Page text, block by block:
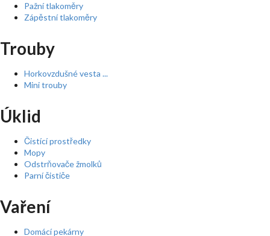
Pažní tlakoměry
Zápěstní tlakoměry
Trouby
Horkovzdušné vesta ...
Mini trouby
Úklid
Čistící prostředky
Mopy
Odstrňovače žmolků
Parní čističe
Vaření
Domácí pekárny